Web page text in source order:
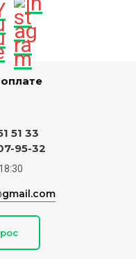
51 33
95-32